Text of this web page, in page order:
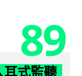
89
耳式監聽